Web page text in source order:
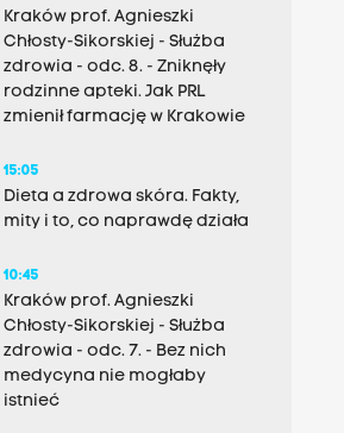
Kraków prof. Agnieszki
Chłosty-Sikorskiej - Służba
zdrowia - odc. 8. - Zniknęły
rodzinne apteki. Jak PRL
zmienił farmację w Krakowie
15:05
Dieta a zdrowa skóra. Fakty,
mity i to, co naprawdę działa
10:45
Kraków prof. Agnieszki
Chłosty-Sikorskiej - Służba
zdrowia - odc. 7. - Bez nich
medycyna nie mogłaby
istnieć